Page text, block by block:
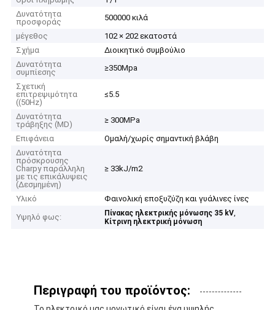
Δυνατότητα
προσφοράς
500000 κιλά
μέγεθος
102 × 202 εκατοστά
Σχήμα
Διοικητικό συμβούλιο
Δυνατότητα
συμπίεσης
≥350Mpa
Σχετική
επιτρεψιμότητα
((50Hz)
≤5.5
Δυνατότητα
τράβηξης (MD)
≥ 300MPa
Επιφάνεια
Ομαλή/χωρίς σημαντική βλάβη
Δυνατότητα
πρόσκρουσης
Charpy παράλληλη
με τις επικάλυψεις
(Δεσμημένη)
≥ 33kJ/m2
Υλικό
Φαινολική εποξυζύζη και γυάλινες ίνες
Υψηλό φως:
Πίνακας ηλεκτρικής μόνωσης 35 kV,
Κίτρινη ηλεκτρική μόνωση
Περιγραφή του προϊόντος: